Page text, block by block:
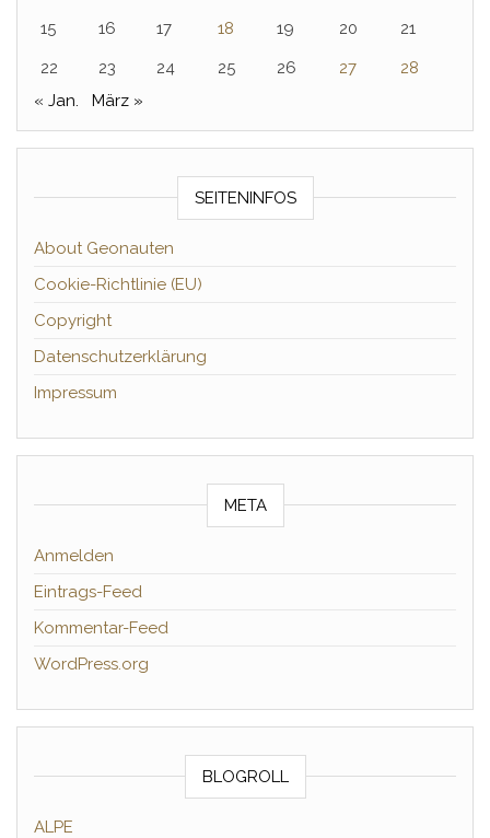
15
16 17 18 19 20
21
22
23 24 25 26 27
28
« Jan.
März »
SEITENINFOS
About Geonauten
Cookie-Richtlinie (EU)
Copyright
Datenschutzerklärung
Impressum
META
Anmelden
Eintrags-Feed
Kommentar-Feed
WordPress.org
BLOGROLL
ALPE